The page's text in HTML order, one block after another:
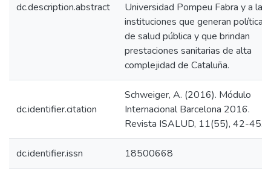
dc.description.abstract
Universidad Pompeu Fabra y a las
instituciones que generan políticas
de salud pública y que brindan
prestaciones sanitarias de alta
complejidad de Cataluña.
dc.identifier.citation
Schweiger, A. (2016). Módulo
Internacional Barcelona 2016.
Revista ISALUD, 11(55), 42-45.
dc.identifier.issn 18500668